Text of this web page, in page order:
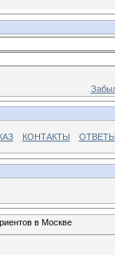
КОНТАКТЫ
в Москве